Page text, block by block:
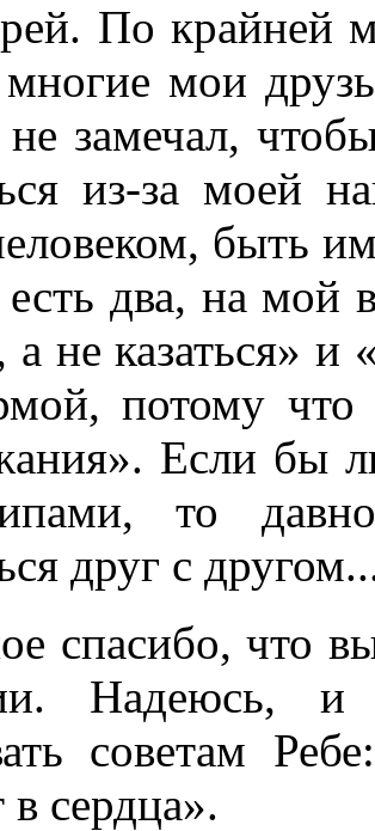
По крайней
мои
не замечал,
из-за моей
быть
есть два, на мой
а не казаться» и
потому что
Если бы
то
друг с
спасибо, что
Надеюсь,
советам
в сердца».